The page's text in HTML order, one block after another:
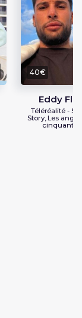
40€
Eddy
Téléréalité -
Story, Les
cinquantes